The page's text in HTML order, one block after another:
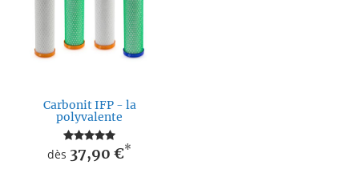
Carbonit IFP - la
polyvalente
dès 37,90 €*